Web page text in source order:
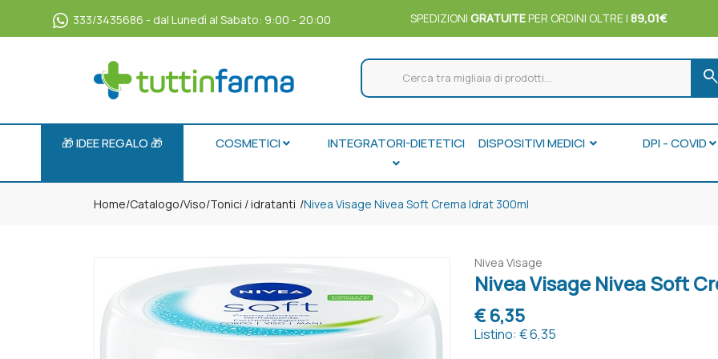
333/3435686 - dal Lunedì al Sabato: 9:00 - 20:00 SPEDIZIONI GRATUITEPER ORDINI OLTRE I 89,01€
search
🎁 IDEE REGALO 🎁 COSMETICI INTEGRATORI-DIETETICI DISPOSITIVI MEDICI DPI - COVID
Home Catalogo/Viso/Tonici / idratanti Nivea Visage Nivea Soft Crema Idrat 300ml
Nivea Visage
Nivea Visage Nivea Soft
€ 6,35
Listino: € 6,35